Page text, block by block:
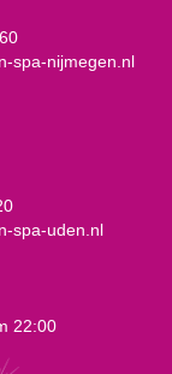
spa-nijmegen.nl
spa-uden.nl
22:00